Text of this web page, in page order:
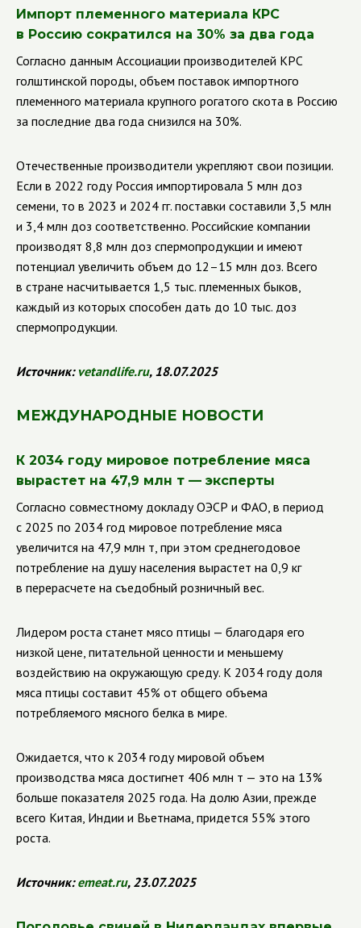
Импорт племенного материала КРС
в Россию сократился на 30% за два года
Согласно данным Ассоциации производителей КРС
голштинской породы, объем поставок импортного
племенного материала крупного рогатого скота в Россию
за последние два года снизился на 30%.
Отечественные производители укрепляют свои позиции.
Если в 2022 году Россия импортировала 5 млн доз
семени, то в 2023 и 2024 гг. поставки составили 3,5 млн
и 3,4 млн доз соответственно. Российские компании
производят 8,8 млн доз спермопродукции и имеют
потенциал увеличить объем до 12–15 млн доз. Всего
в стране насчитывается 1,5 тыс. племенных быков,
каждый из которых способен дать до 10 тыс. доз
спермопродукции.
Источник:vetandlife.ru, 18.07.2025
МЕЖДУНАРОДНЫЕ НОВОСТИ
К 2034 году мировое потребление мяса
вырастет на 47,9 млн т — эксперты
Согласно совместному докладу ОЭСР и ФАО, в период
с 2025 по 2034 год мировое потребление мяса
увеличится на 47,9 млн т, при этом среднегодовое
потребление на душу населения вырастет на 0,9 кг
в перерасчете на съедобный розничный вес.
Лидером роста станет мясо птицы — благодаря его
низкой цене, питательной ценности и меньшему
воздействию на окружающую среду. К 2034 году доля
мяса птицы составит 45% от общего объема
потребляемого мясного белка в мире.
Ожидается, что к 2034 году мировой объем
производства мяса достигнет 406 млн т — это на 13%
больше показателя 2025 года. На долю Азии, прежде
всего Китая, Индии и Вьетнама, придется 55% этого
роста.
Источник:emeat.ru, 23.07.2025